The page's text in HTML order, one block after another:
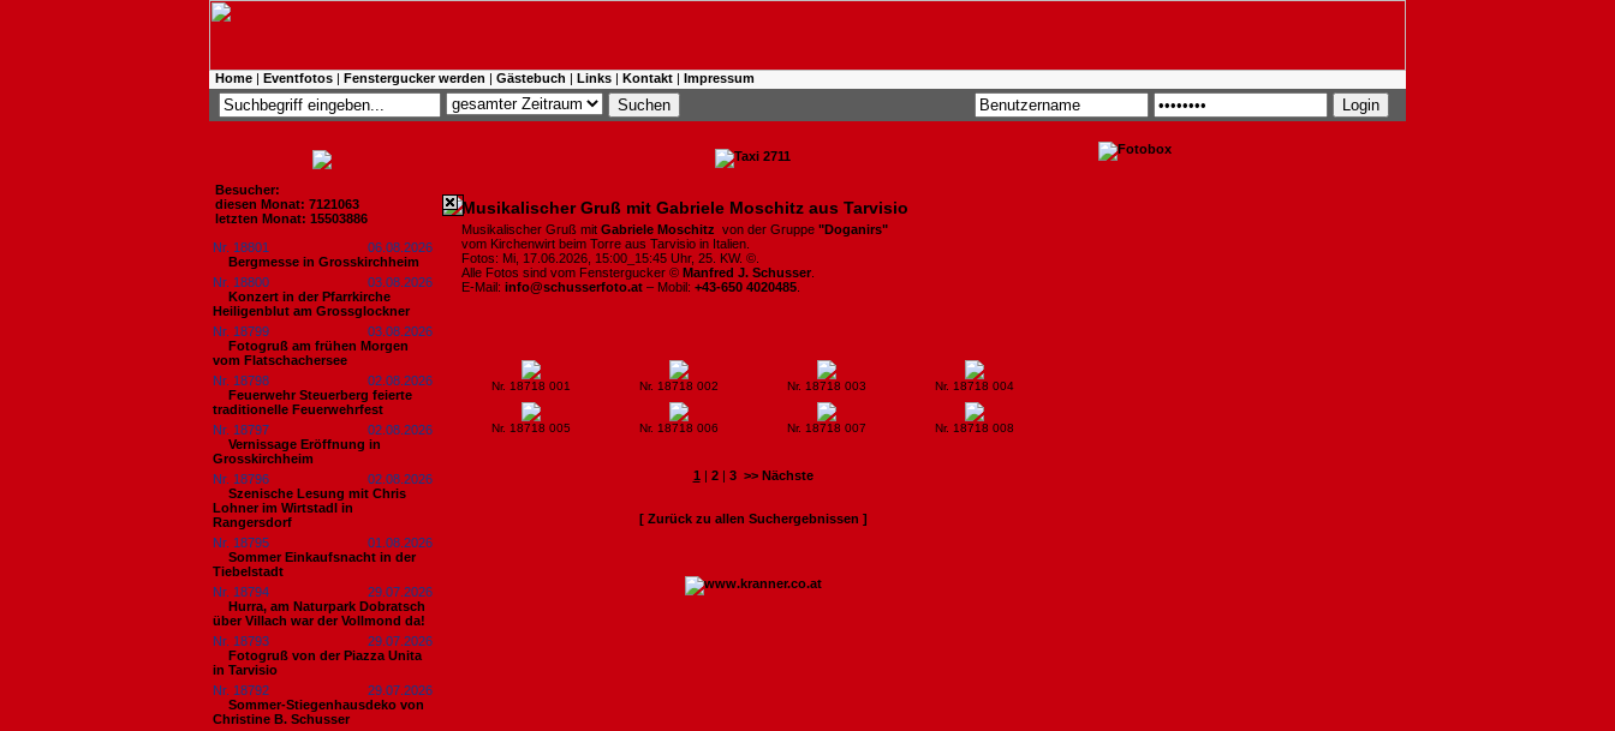
Home | Eventfotos | Fenstergucker werden | Gästebuch | Links | Kontakt | Impressum
Besucher:
diesen Monat: 7121063
letzten Monat: 15503886
Nr. 18801
06.08.2026
Bergmesse in Grosskirchheim
Nr. 18800
03.08.2026
Konzert in der Pfarrkirche
Heiligenblut am Grossglockner
Nr. 18799
03.08.2026
Fotogruß am frühen Morgen
vom Flatschachersee
Nr. 18798
02.08.2026
Feuerwehr Steuerberg feierte
traditionelle Feuerwehrfest
Nr. 18797
02.08.2026
Vernissage Eröffnung in
Grosskirchheim
Nr. 18796
02.08.2026
Szenische Lesung mit Chris
Lohner im Wirtstadl in
Rangersdorf
Nr. 18795
01.08.2026
Sommer Einkaufsnacht in der
Tiebelstadt
Nr. 18794
29.07.2026
Hurra, am Naturpark Dobratsch
über Villach war der Vollmond da!
Nr. 18793
29.07.2026
Fotogruß von der Piazza Unita
in Tarvisio
Nr. 18792
29.07.2026
Sommer-Stiegenhausdeko von
Christine B. Schusser
Musikalischer Gruß mit Gabriele Moschitz aus Tarvisio
Musikalischer Gruß mit Gabriele Moschitz von der Gruppe "Doganirs"
vom Kirchenwirt beim Torre aus Tarvisio in Italien.
Fotos: Mi, 17.06.2026, 15:00_15:45 Uhr, 25. KW. ©.
Alle Fotos sind vom Fenstergucker © Manfred J. Schusser
E-Mail: info@schusserfoto.at – Mobil: +43-650 4020485
Nr. 18718 001 Nr. 18718 002 Nr. 18718 003 Nr. 18718 004
Nr. 18718 005 Nr. 18718 006 Nr. 18718 007 Nr. 18718 008
1 | 2| 3 >> Nächste
[ Zurück zu allen Suchergebnissen ]